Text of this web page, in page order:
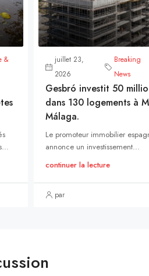
&
juillet 23,
2026
Breaking
News
Gesbró investit 50
dans 130 logements à
Málaga.
Le promoteur immobilier
annonce un investissement...
continuer la lecture
par